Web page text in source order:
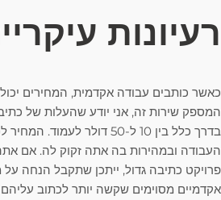
רעיונות
כאשר כותבים עבודה אקדמית, המחירים
המספק שירות זה, אני יודע שהעלות של
בדרך כלל בין 10 ל-50 דולר
העבודה ובמהירות בה אתה זקוק לה. אם
פרויקט כתיבה גדול, ייתכן שתקבל הנחה
אקדמיים מסוימים שקשה יותר לכתוב עליהם